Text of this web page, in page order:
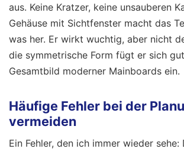
aus. Keine Kratzer, keine unsauberen
Gehäuse mit Sichtfenster macht das
was her. Er wirkt wuchtig, aber nicht
die symmetrische Form fügt er sich
Gesamtbild moderner Mainboards ein.
Häufige Fehler bei der
vermeiden
Ein Fehler, den ich immer wieder sehe: